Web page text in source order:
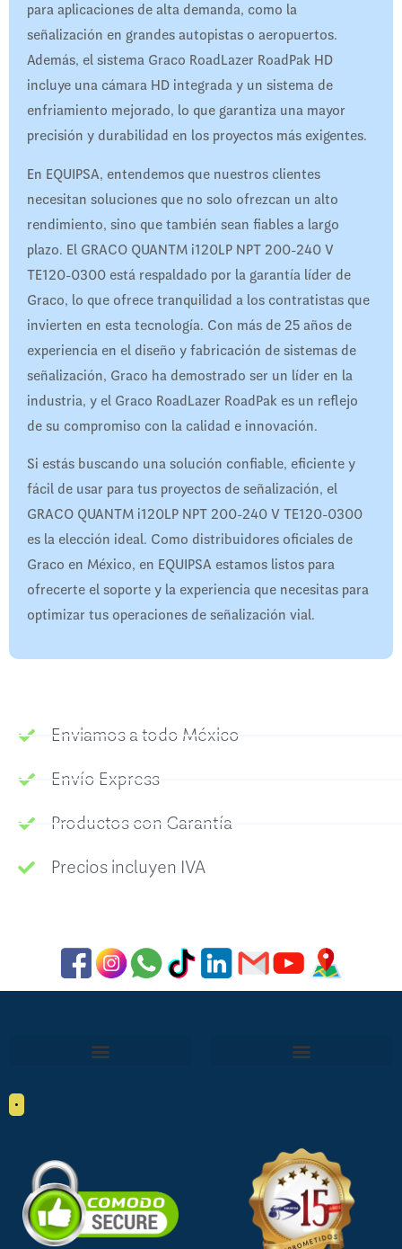
para aplicaciones de alta demanda, como la
señalización en grandes autopistas o aeropuertos.
Además, el sistema Graco RoadLazer RoadPak HD
incluye una cámara HD integrada y un sistema de
enfriamiento mejorado, lo que garantiza una mayor
precisión y durabilidad en los proyectos más exigentes.
En EQUIPSA, entendemos que nuestros clientes
necesitan soluciones que no solo ofrezcan un alto
rendimiento, sino que también sean fiables a largo
plazo. El GRACO QUANTM i120LP NPT 200-240 V
TE120-0300 está respaldado por la garantía líder de
Graco, lo que ofrece tranquilidad a los contratistas que
invierten en esta tecnología. Con más de 25 años de
experiencia en el diseño y fabricación de sistemas de
señalización, Graco ha demostrado ser un líder en la
industria, y el Graco RoadLazer RoadPak es un reflejo
de su compromiso con la calidad e innovación.
Si estás buscando una solución confiable, eficiente y
fácil de usar para tus proyectos de señalización, el
GRACO QUANTM i120LP NPT 200-240 V TE120-0300
es la elección ideal. Como distribuidores oficiales de
Graco en México, en EQUIPSA estamos listos para
ofrecerte el soporte y la experiencia que necesitas para
optimizar tus operaciones de señalización vial.
Enviamos a todo México
Envío Express
Productos con Garantía
Precios incluyen IVA
•